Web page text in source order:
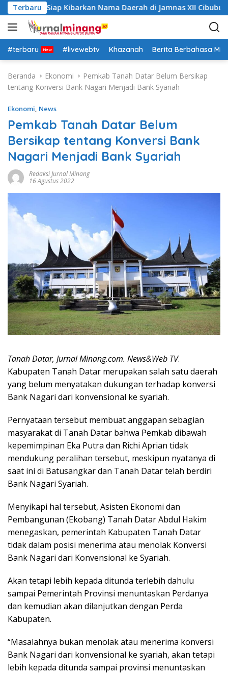
a
g
u
Terbaru
Datar Siap Kibarkan Nama Daerah di Jamnas XII Cibubur
#terbaru #livewebtv Khazanah Berita Berbahasa
Beranda Ekonomi
Pemkab Tanah Datar Belum Bersikap
tentang Konversi Bank Nagari Menjadi Bank Syariah
Ekonomi, News
Pemkab Tanah Datar Belum
Bersikap tentang Konversi Bank
Nagari Menjadi Bank Syariah
Redaksi Jurnal Minang
16 Agustus 2022
Tanah Datar, Jurnal Minang.com. News&Web TV.
Kabupaten Tanah Datar merupakan salah satu daerah
yang belum menyatakan dukungan terhadap konversi
Bank Nagari dari konvensional ke syariah.
Pernyataan tersebut membuat anggapan sebagian
masyarakat di Tanah Datar bahwa Pemkab dibawah
kepemimpinan Eka Putra dan Richi Aprian tidak
mendukung peralihan tersebut, meskipun nyatanya di
saat ini di Batusangkar dan Tanah Datar telah berdiri
Bank Nagari Syariah.
Menyikapi hal tersebut, Asisten Ekonomi dan
Pembangunan (Ekobang) Tanah Datar Abdul Hakim
menegaskan, pemerintah Kabupaten Tanah Datar
tidak dalam posisi menerima atau menolak Konversi
Bank Nagari dari Konvensional ke Syariah.
Akan tetapi lebih kepada ditunda terlebih dahulu
sampai Pemerintah Provinsi menuntaskan Perdanya
dan kemudian akan dilanjutkan dengan Perda
Kabupaten.
“Masalahnya bukan menolak atau menerima konversi
Bank Nagari dari konvensional ke syariah, akan tetapi
lebih kepada ditunda sampai provinsi menuntaskan